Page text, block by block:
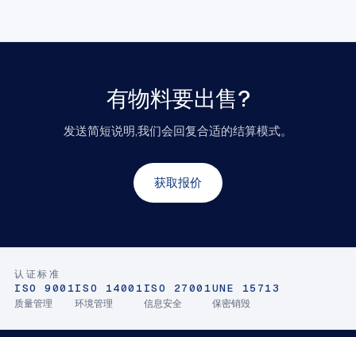
有物料要出售?
发送简短说明,我们会回复合适的结算模式。
获取报价
认证标准
ISO 9001
质量管理
ISO 14001
环境管理
ISO 27001
信息安全
UNE 15713
保密销毁